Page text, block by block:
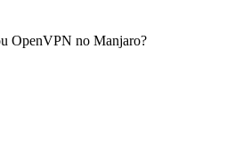
OpenVPN no Manjaro?